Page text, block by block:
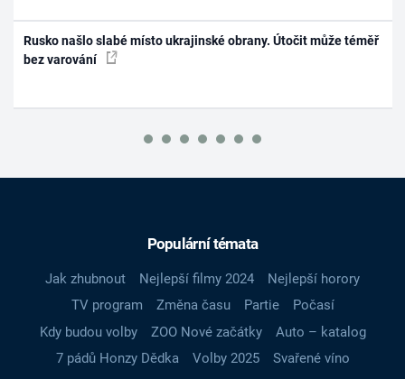
Rusko našlo slabé místo ukrajinské obrany. Útočit může téměř
bez varování
Populární témata
Jak zhubnout Nejlepší filmy 2024
Nejlepší horory
TV program
Změna času Partie
Počasí
Kdy budou volby
ZOO Nové začátky
Auto – katalog
7 pádů Honzy Dědka
Volby 2025
Svařené víno